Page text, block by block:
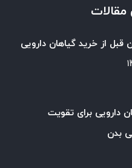
قبل از خرید گیاهان دارویی
دارویی برای تقویت
بدن